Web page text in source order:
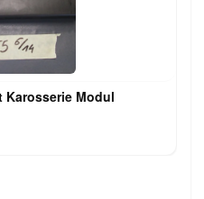
Karosserie Modu​l